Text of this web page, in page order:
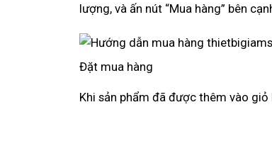
lượng, và ấn nút “Mua hàng” bên
Đặt mua hàng
Khi sản phẩm đã được thêm vào